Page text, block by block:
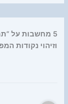
וזיהוי נקודות